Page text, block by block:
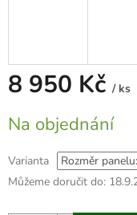
8 950 Kč / ks
cena:
Na objednání
Varianta
Můžeme doručit do: